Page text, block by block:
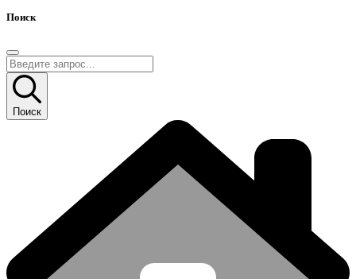
Поиск
Поиск